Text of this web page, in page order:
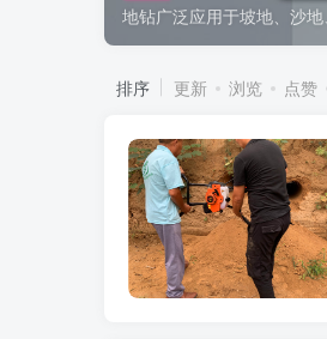
地钻广泛应用于坡地、沙
排序 更新 浏览 点赞